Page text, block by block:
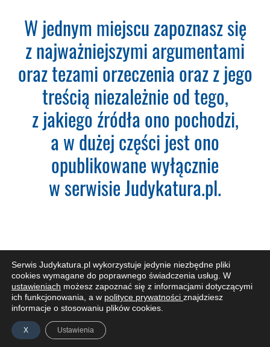
Aktualności Plus 360
Wyszukiwarka 360
Wyszukiwarka Plus 360 dni
Adres e-mail:
Nazwa Firmy:
NIP:
Kod Pocztowy:
Miasto:
W jednym miejscu zapoznasz się
z najważniejszymi argumentami
oraz tezami orzeczenia oraz z jego
treścią niezależnie od tego,
z jakiego źródła ono pochodzi,
a w dużej części jest ono
opublikowane wyłącznie
w serwisie Judykatura.pl.
ZAPISZ SIĘ DO NEWSLETTERA
Serwis Judykatura.pl wykorzystuje jedynie niezbędne pliki
cookies wymagane do poprawnego świadczenia usług. W
ustawieniach możesz zapoznać się z informacjami dotyczącymi
ich funkcjonowania, a w polityce prywatności znajdziesz
informacje o stosowaniu plików cookies.
X Ustawienia